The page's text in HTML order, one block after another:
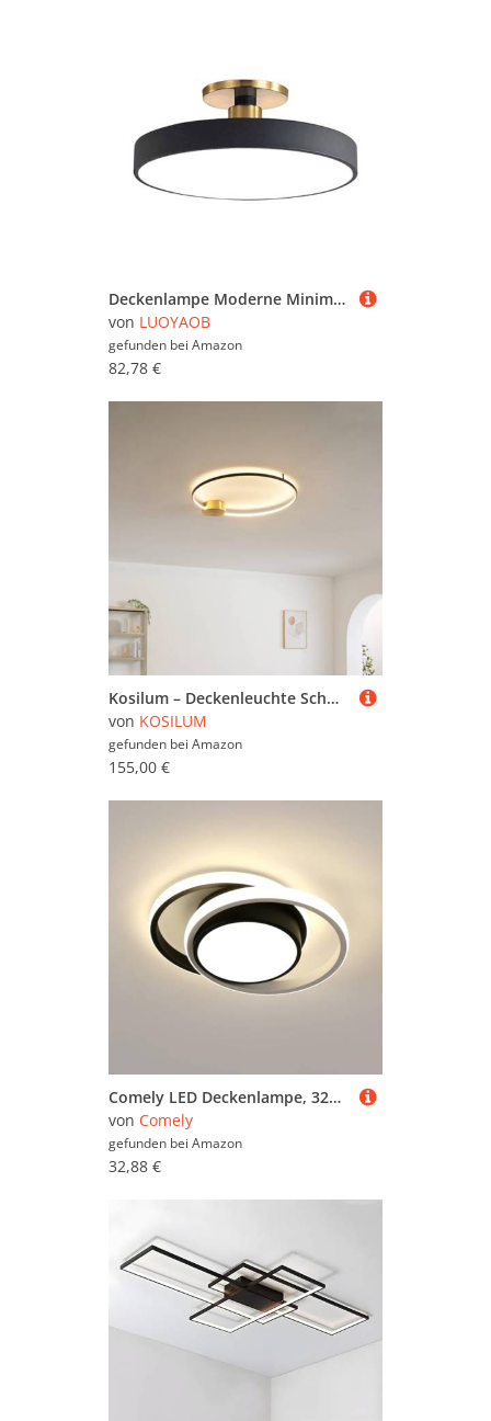
Deckenlampe Moderne Minimalistische Runde Deckenleuchte Eisen-Acryl-Led-Deckenleuchte Semi Flush Mount Close to Ceiling Light Fixtures for Garderobe Eingang Balkon Küche Schlafzimmer Korridor ( Color
von LUOYAOB
gefunden bei Amazon
82,78 €
Kosilum – Deckenleuchte Schwarz und Messing Kreis LED dimmbar 80 cm – Alisa – Licht warmweiß Beleuchtung Wohnzimmer Schlafzimmer Küche Flur – 28 W – 3488 lm – integrierte LED – IP20
von KOSILUM
gefunden bei Amazon
155,00 €
Comely LED Deckenlampe, 32W 3600LM LED Deckenleuchte Modern Runden Lampe für Schlafzimmer Badezimmer Küche Balkon, Dia 28cm, Natürliches Licht 4500K, Schwarz
von Comely
gefunden bei Amazon
32,88 €